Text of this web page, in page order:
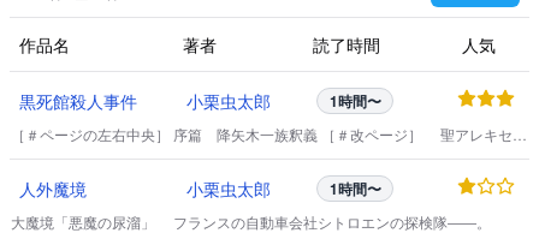
作品名 著者 読了時間 人気
黒死館殺人事件 小栗虫太郎 1時間〜
［＃ページの左右中央］ 序篇 降矢木一族釈義 ［＃改ページ］ 聖アレキセイ
立ちはじめた十日目のこと、その日から捜査関係の主脳部は、ラザレフ殺害者
の追求を放棄しなければならなくなった。
人外魔境 小栗虫太郎 1時間〜
大魔境「悪魔の尿溜」 フランスの自動車会社シトロエンの探検隊――。